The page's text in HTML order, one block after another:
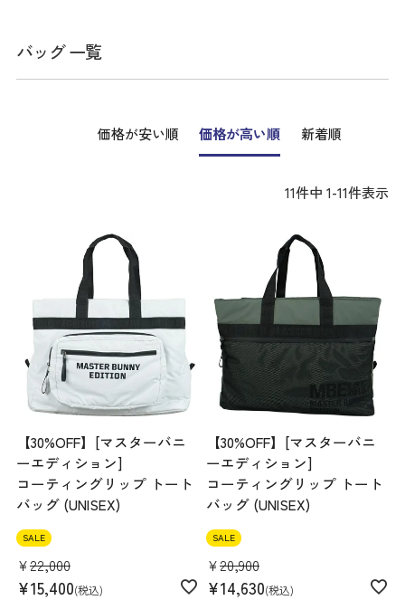
バッグ 一覧
価格が安い順 価格が高い順 新着順
11件中 1-11件表示
【30%OFF】[マスターバニ
ーエディション]
コーティングリップ トート
バッグ (UNISEX)
SALE
¥22,000
¥15,400 税込
【30%OFF】[マスターバニ
ーエディション]
コーティングリップ トート
バッグ (UNISEX)
SALE
¥20,900
¥14,630 税込